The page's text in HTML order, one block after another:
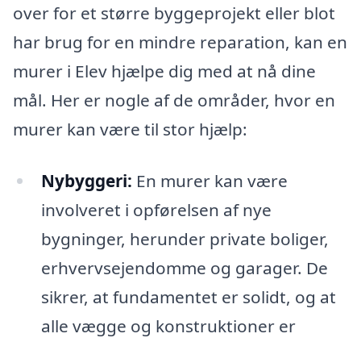
over for et større byggeprojekt eller blot
har brug for en mindre reparation, kan en
murer i Elev hjælpe dig med at nå dine
mål. Her er nogle af de områder, hvor en
murer kan være til stor hjælp:
Nybyggeri: En murer kan være
involveret i opførelsen af nye
bygninger, herunder private boliger,
erhvervsejendomme og garager. De
sikrer, at fundamentet er solidt, og at
alle vægge og konstruktioner er